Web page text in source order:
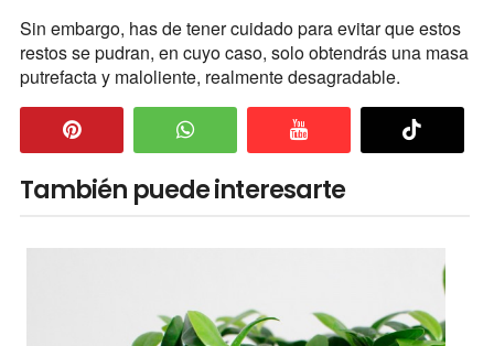
Sin embargo, has de tener cuidado para evitar que estos
restos se pudran, en cuyo caso, solo obtendrás una masa
putrefacta y maloliente, realmente desagradable.
También puede interesarte